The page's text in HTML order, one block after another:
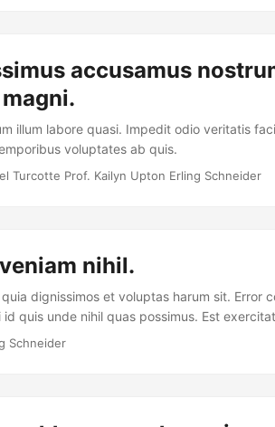
accusamus
illum labore quasi. Impedit odio veritatis
voluptates ab quis.
Turcotte Prof. Kailyn Upton Erling Schneider
nihil.
dignissimos et voluptas harum sit. Error
quis unde nihil quas possimus. Est
Schneider